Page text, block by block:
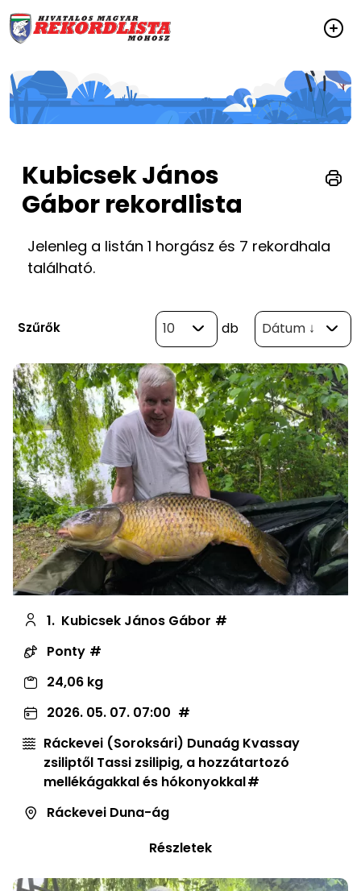
Kubicsek János
Gábor rekordlista
Jelenleg a listán 1 horgász és 7 rekordhala
található.
Szűrők 10 db Dátum ↓
1. Kubicsek János Gábor
Ponty
24,06 kg
2026. 05. 07. 07:00
Ráckevei (Soroksári) Dunaág Kvassay
zsiliptől Tassi zsilipig, a hozzátartozó
mellékágakkal és hókonyokkal
Ráckevei Duna-ág
Részletek